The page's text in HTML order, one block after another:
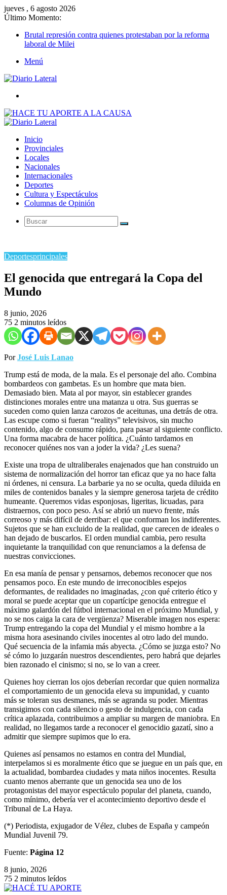
jueves , 6 agosto 2026
Último Momento:
Brutal represión contra quienes protestaban por la reforma
laboral de Milei
Menú
Inicio
Provinciales
Locales
Nacionales
Internacionales
Deportes
Cultura y Espectáculos
Columnas de Opinión
Buscar
Deportesprincipales
El genocida que entregará la Copa del
Mundo
8 junio, 2026
75 2 minutos leídos
PorJosé Luis Lanao
Trump está de moda, de la mala. Es el personaje del año. Combina
bombardeos con gambetas. Es un hombre que mata bien.
Demasiado bien. Mata al por mayor, sin establecer grandes
distinciones morales entre una matanza u otra. Sus guerras se
suceden como quien lanza carozos de aceitunas, una detrás de otra.
Las escupe como si fueran “realitys” televisivos, sin mucho
contenido, algo de consumo rápido, para pasar al siguiente conflicto.
Una forma macabra de hacer política. ¿Cuánto tardamos en
reconocer quiénes nos van a joder la vida? ¿Les suena?
Existe una tropa de ultraliberales enajenados que han construido un
sistema de normalización del horror tan eficaz que ya no hace falta
ni órdenes, ni censura. La barbarie ya no se oculta, queda diluida en
miles de contenidos banales y la siempre generosa tarjeta de crédito
humeante. Queremos vidas esponjosas, ligeritas, licuadas, para
distraernos, con poco peso. Así se abrió un nuevo frente, más
correoso y más difícil de derribar: el que conforman los indiferentes.
Sujetos que se han excluido de la realidad, que carecen de ideales o
han dejado de buscarlos. El orden mundial cambia, pero resulta
inquietante la tranquilidad con que renunciamos a la defensa de
nuestras convicciones.
En esa manía de pensar y pensarnos, debemos reconocer que nos
pensamos poco. En este mundo de irreconocibles espejos
deformantes, de realidades no imaginadas, ¿con qué criterio ético y
moral se puede aceptar que un copartícipe genocida entregue el
máximo galardón del fútbol internacional en el próximo Mundial, y
no se nos caiga la cara de vergüenza? Miserable imagen nos espera:
Trump entregando la copa del Mundial y el mismo hombre a la
misma hora asesinando civiles inocentes al otro lado del mundo.
Qué secuencia de la infamia más abyecta. ¿Cómo se juzga esto? No
sé cómo lo juzgarán nuestros descendientes, pero habrá que dejarles
bien razonado el cinismo; si no, se lo van a creer.
Quienes hoy cierran los ojos deberían recordar que quien normaliza
el comportamiento de un genocida eleva su impunidad, y cuanto
más se toleran sus desmanes, más se agranda su poder. Mientras
transigimos con cada silencio o gesto de indulgencia, con cada
crítica aplazada, contribuimos a ampliar su margen de maniobra. En
realidad, no llegamos tarde a reconocer el genocidio gazatí, sino a
admitir que siempre supimos que lo era.
Quienes así pensamos no estamos en contra del Mundial,
interpelamos si es moralmente ético que se juegue en un país que, en
la actualidad, bombardea ciudades y mata niños inocentes. Resulta
cuanto menos aberrante que un genocida sea uno de los
protagonistas del mayor espectáculo popular del planeta, cuando,
como mínimo, debería ver el acontecimiento deportivo desde el
Tribunal de La Haya.
(*) Periodista, exjugador de Vélez, clubes de España y campeón
Mundial Juvenil 79.
Fuente: Página 12
8 junio, 2026
75 2 minutos leídos